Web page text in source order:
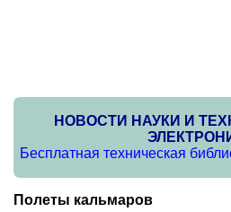
НОВОСТИ НАУКИ И
Бесплатная техническая
Полеты кальмаров